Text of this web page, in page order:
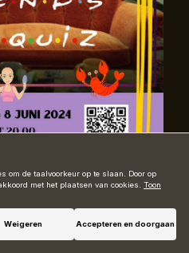
Reserveer
om de taalvoorkeur op te slaan. Door op
met het plaatsen van cookies. Toon
Weigeren Accepteren en doorgaan